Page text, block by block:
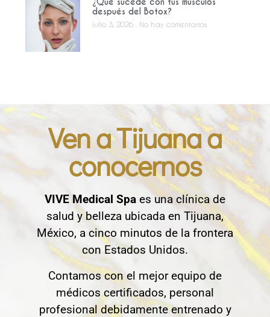
después del Botox?
julio 3, 2026 No hay comentarios
Ven a Tijuana a
conocernos
VIVE Medical Spa es una clínica de
salud y belleza ubicada en Tijuana,
México, a cinco minutos de la frontera
con Estados Unidos.
Contamos con el mejor equipo de
médicos certificados, personal
profesional debidamente entrenado y